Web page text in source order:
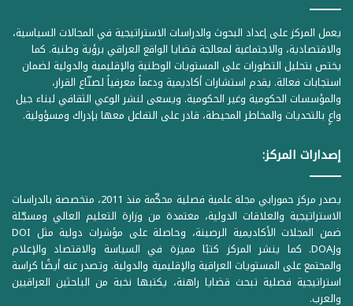
يعمل المركز على إعداد البحوث والدراسات الاستراتيجية في المجالات السياسية،
والاقتصادية، والاجتماعية لمعالجة قضايا الواقع العراقي برؤية وطنية. كما
يختص بتحليل التطورات على المستويات الوطنية والإقليمية والدولية لضمان
استجابات فعالة. يقدم استشارات أكاديمية ودعماً معرفياً لصنّاع القرار،
والمؤسسات الحكومية وغير الحكومية. ويسعى لنشر الوعي الثقافي لبناء جيل
واعٍ بالتحديات والمخاطر المحيطة، قادر على التفاعل معها بإدراك ومسؤولية.
إصدارات المركز:
يصدر مركز حمورابي مجلة علمية فصلية محكّمة منذ 2011، متخصصة بالدراسات
الاستراتيجية والعلاقات الدولية، معتمدة من وزارة التعليم العالي ومسجّلة
ضمن المجلات الأكاديمية الرصينة، وحاصلة على مؤشرات دولية مثل DOI
وDOAJ. كما ينشر المركز كتبًا مميزة في السياسة والاقتصاد والإعلام
والمجتمع على المستويات العراقية والإقليمية والدولية. وتصدر عنه أيضًا كراسة
استراتيجية فصلية تبحث قضايا راهنة، يكتبها نخبة من الباحثين العراقيين
والعرب.